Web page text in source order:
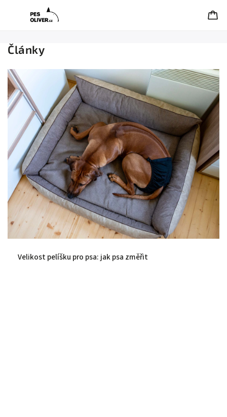
Články
Velikost pelíšku pro psa: jak psa změřit